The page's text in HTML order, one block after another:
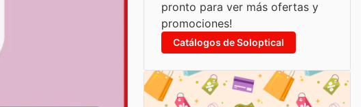
pronto para ver más ofertas y
promociones!
Catálogos de Soloptical